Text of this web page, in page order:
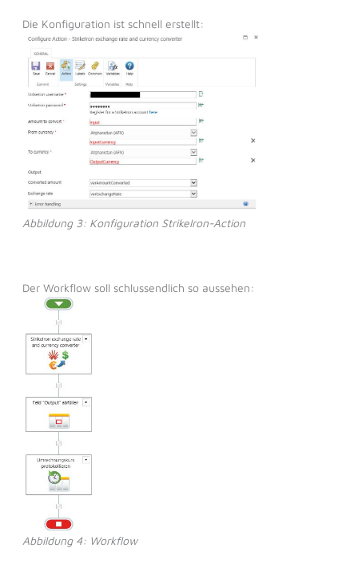
Die Konfiguration ist schnell erstellt:
Abbildung 3: Konfiguration StrikeIron-Action
Der Workflow soll schlussendlich so aussehen:
Abbildung 4: Workflow